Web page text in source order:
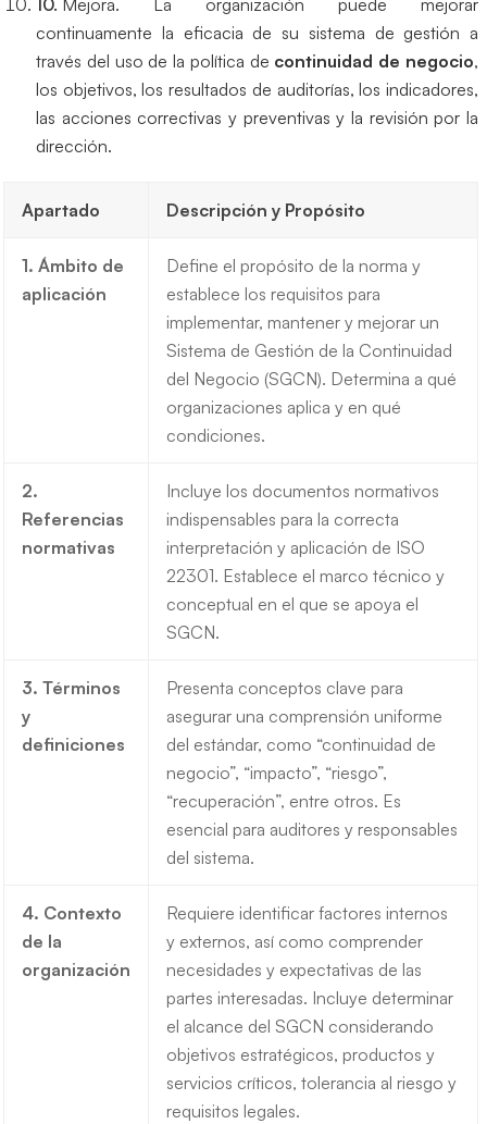
Mejora. La organización puede mejorar
continuamente la eficacia de su sistema de gestión a
través del uso de la política de continuidad de negocio,
los objetivos, los resultados de auditorías, los indicadores,
las acciones correctivas y preventivas y la revisión por la
dirección.
Apartado Descripción y Propósito
1. Ámbito de
aplicación
Define el propósito de la norma y
establece los requisitos para
implementar, mantener y mejorar un
Sistema de Gestión de la Continuidad
del Negocio (SGCN). Determina a qué
organizaciones aplica y en qué
condiciones.
2.
Referencias
normativas
Incluye los documentos normativos
indispensables para la correcta
interpretación y aplicación de ISO
22301. Establece el marco técnico y
conceptual en el que se apoya el
SGCN.
3. Términos
y
definiciones
Presenta conceptos clave para
asegurar una comprensión uniforme
del estándar, como “continuidad de
negocio”, “impacto”, “riesgo”,
“recuperación”, entre otros. Es
esencial para auditores y responsables
del sistema.
4. Contexto
de la
organización
Requiere identificar factores internos
y externos, así como comprender
necesidades y expectativas de las
partes interesadas. Incluye determinar
el alcance del SGCN considerando
objetivos estratégicos, productos y
servicios críticos, tolerancia al riesgo y
requisitos legales.